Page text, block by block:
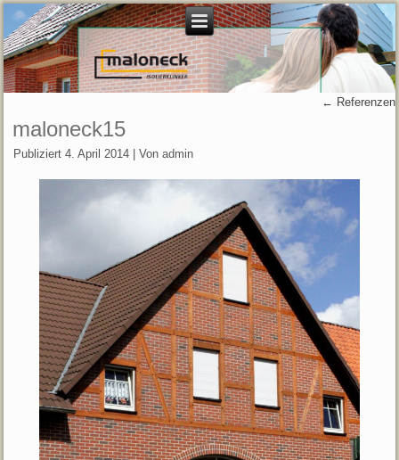
← Referenzen
maloneck15
Publiziert 4. April 2014 |Von admin